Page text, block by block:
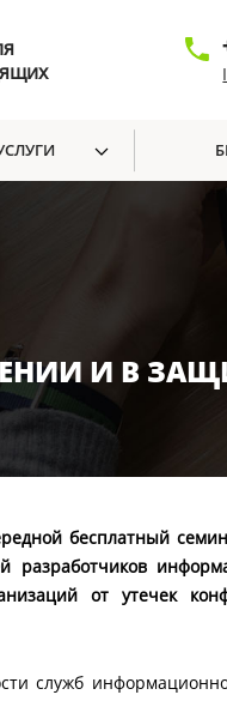
И В
бесплатный
разработчиков
от утечек
служб